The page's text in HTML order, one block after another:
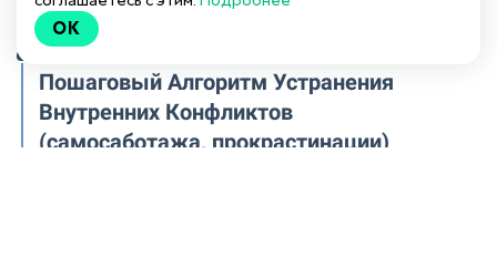
Пошаговый Алгоритм Устранения
Внутренних Конфликтов
(самосаботажа, прокрастинации)
OK